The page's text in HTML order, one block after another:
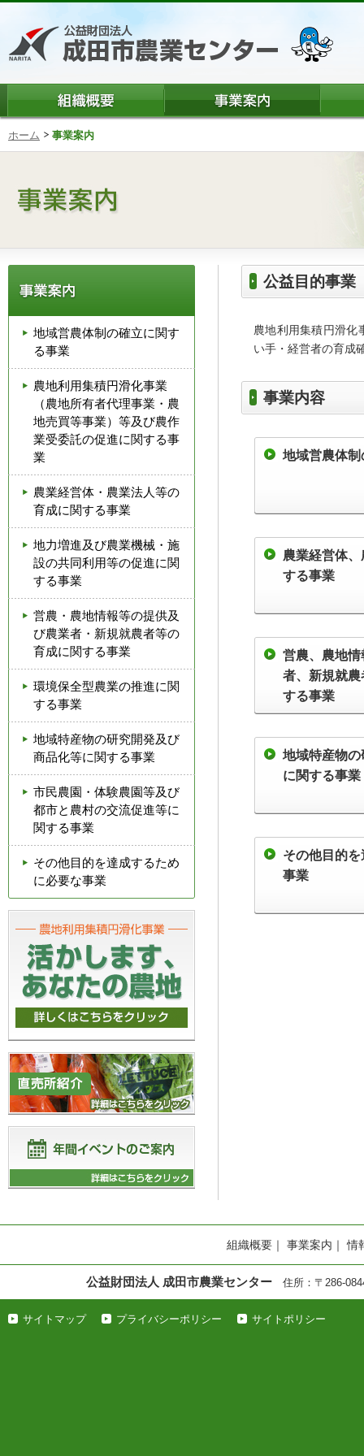
ホーム 事業案内
公益目的事業
農地利用集積円滑化
い手・経営者の育成
事業内容
地域営農体
農業経営体
する事業
営農、農地
者、新規就
する事業
地域特産物
に関する事業
その他目的
事業
地域営農体制の確立に関す
る事業
農地利用集積円滑化事業
（農地所有者代理事業・農
地売買等事業）等及び農作
業受委託の促進に関する事
業
農業経営体・農業法人等の
育成に関する事業
地力増進及び農業機械・施
設の共同利用等の促進に関
する事業
営農・農地情報等の提供及
び農業者・新規就農者等の
育成に関する事業
環境保全型農業の推進に関
する事業
地域特産物の研究開発及び
商品化等に関する事業
市民農園・体験農園等及び
都市と農村の交流促進等に
関する事業
その他目的を達成するため
に必要な事業
組織概要 ｜ 事業案内 ｜ 情
公益財団法人 成田市農業センター 住所：〒286-
サイトマップ プライバシーポリシー サイトポリシー